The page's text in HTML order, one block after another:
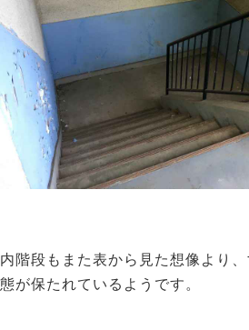
内階段もまた表から見た想像より
態が保たれているようです。